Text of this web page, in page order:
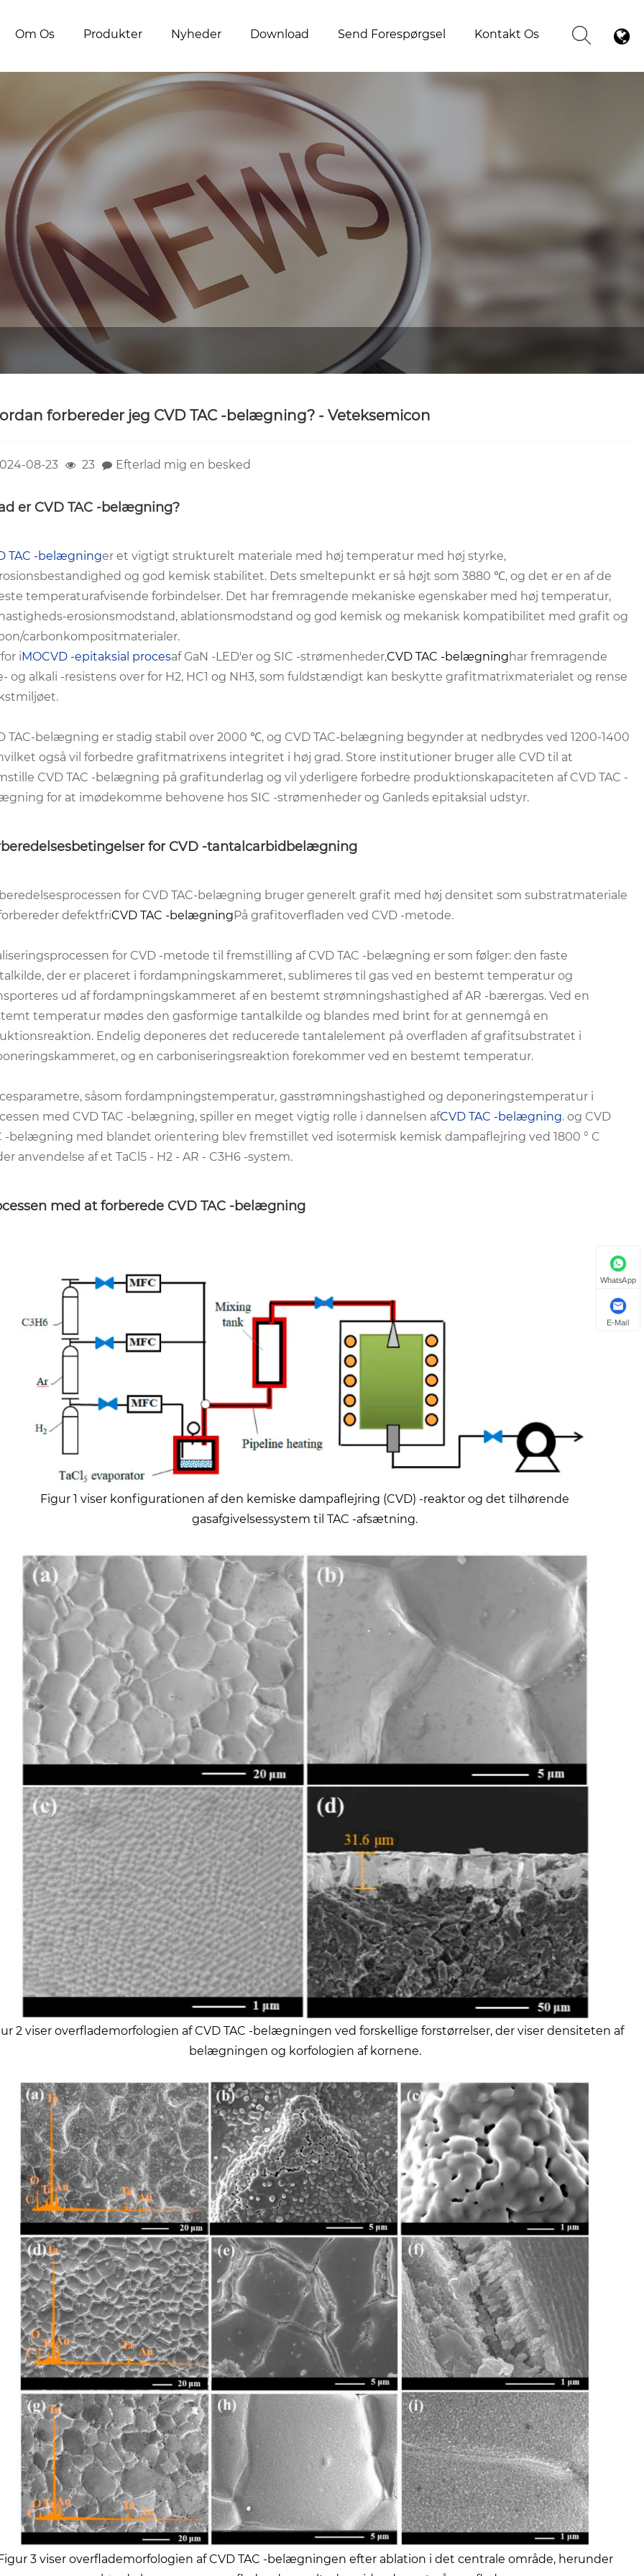
Om Os Produkter Nyheder Download Send Forespørgsel Kontakt Os
forbereder jeg CVD TAC -belægning? - Veteksemicon
08-23 23 Efterlad mig en besked
er CVD TAC -belægning?
TAC -belægninger et vigtigt strukturelt materiale med høj temperatur med høj styrke,
og god kemisk stabilitet. Dets smeltepunkt er så højt som 3880 ℃, og det er en af ​​de
temperaturafvisende forbindelser. Det har fremragende mekaniske egenskaber med høj temperatur,
erosionsmodstand, ablationsmodstand og god kemisk og mekanisk kompatibilitet med grafit og
carbonkompositmaterialer.
iMOCVD -epitaksial procesaf GaN -LED'er og SIC -strømenheder,CVD TAC -belægninghar fremragende
og alkali -resistens over for H2, HC1 og NH3, som fuldstændigt kan beskytte grafitmatrixmaterialet og rense
TAC-belægning er stadig stabil over 2000 ℃, og CVD TAC-belægning begynder at nedbrydes ved 1200-1400
også vil forbedre grafitmatrixens integritet i høj grad. Store institutioner bruger alle CVD til at
CVD TAC -belægning på grafitunderlag og vil yderligere forbedre produktionskapaciteten af ​​CVD TAC -
for at imødekomme behovene hos SIC -strømenheder og Ganleds epitaksial udstyr.
for CVD -tantalcarbidbelægning
for CVD TAC-belægning bruger generelt grafit med høj densitet som substratmateriale
defektfriCVD TAC -belægningPå grafitoverfladen ved CVD -metode.
for CVD -metode til fremstilling af CVD TAC -belægning er som følger: den faste
der er placeret i fordampningskammeret, sublimeres til gas ved en bestemt temperatur og
ud af fordampningskammeret af en bestemt strømningshastighed af AR -bærergas. Ved en
temperatur mødes den gasformige tantalkilde og blandes med brint for at gennemgå en
Endelig deponeres det reducerede tantalelement på overfladen af ​​grafitsubstratet i
og en carboniseringsreaktion forekommer ved en bestemt temperatur.
såsom fordampningstemperatur, gasstrømningshastighed og deponeringstemperatur i
med CVD TAC -belægning, spiller en meget vigtig rolle i dannelsen afCVD TAC -belægning. og CVD
-belægning med blandet orientering blev fremstillet ved isotermisk kemisk dampaflejring ved 1800 ° C
anvendelse af et TaCl5 - H2 - AR - C3H6 -system.
med at forberede CVD TAC -belægning
Figur 1 viser konfigurationen af ​​den kemiske dampaflejring (CVD) -reaktor og det tilhørende
gasafgivelsessystem til TAC -afsætning.
2 viser overflademorfologien af ​​CVD TAC -belægningen ved forskellige forstørrelser, der viser densiteten af
belægningen og korfologien af ​​kornene.
3 viser overflademorfologien af ​​CVD TAC -belægningen efter ablation i det centrale område, herunder
WhatsApp
E-Mail